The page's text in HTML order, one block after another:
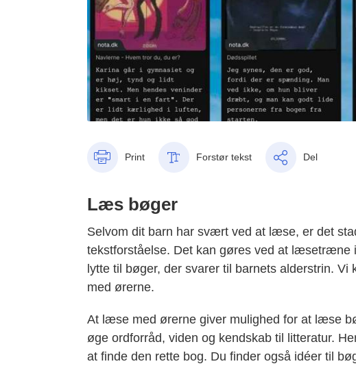
Print Forstør tekst Del
Læs bøger
Selvom dit barn har svært ved at læse, er det
tekstforståelse. Det kan gøres ved at
lytte til bøger, der svarer til barnets alderstrin.
med ørerne.
At læse med ørerne giver mulighed for at læse
øge ordforråd, viden og kendskab til litteratur.
at finde den rette bog. Du finder også idéer til